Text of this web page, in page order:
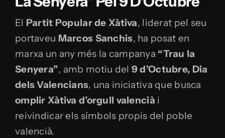
El Partit Popular de Xàtiva, liderat pel seu
portaveu Marcos Sanchis, ha posat en
marxa un any més la campanya “Trau la
Senyera”, amb motiu del 9 d’Octubre, Dia
dels Valencians, una iniciativa que busca
omplir Xàtiva d’orgull valencià i
reivindicar els símbols propis del poble
valencià.